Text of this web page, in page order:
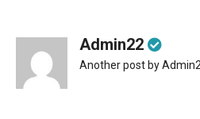
Admin22
Another post by